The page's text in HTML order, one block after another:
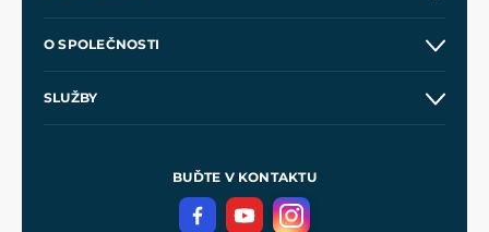
Velkoobchod
O SPOLEČNOSTI
SLUŽBY
Meče pro Kingdom Come
BUĎTE V KONTAKTU